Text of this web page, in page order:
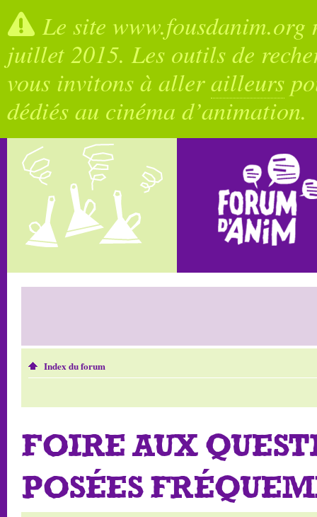
Le site
juillet 2015. Les outils de
vous invitons à allerailleurs
dédiés au cinéma d’animation.
Index du forum
FOIRE AUX
POSÉES